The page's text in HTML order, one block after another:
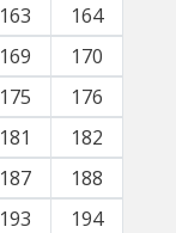
163
164
169
170
175
176
181
182
187
188
193
194